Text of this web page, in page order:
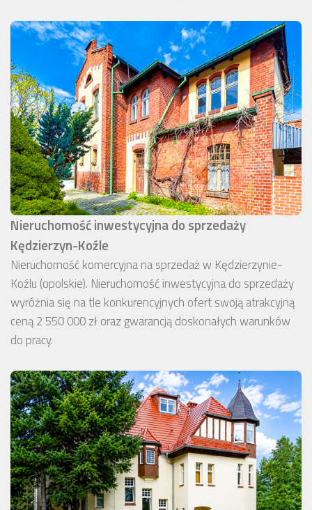
Nieruchomość inwestycyjna do sprzedaży
Kędzierzyn-Koźle
Nieruchomość komercyjna na sprzedaż w Kędzierzynie-
Koźlu (opolskie). Nieruchomość inwestycyjna do sprzedaży
wyróżnia się na tle konkurencyjnych ofert swoją atrakcyjną
ceną 2 550 000 zł oraz gwarancją doskonałych warunków
do pracy.